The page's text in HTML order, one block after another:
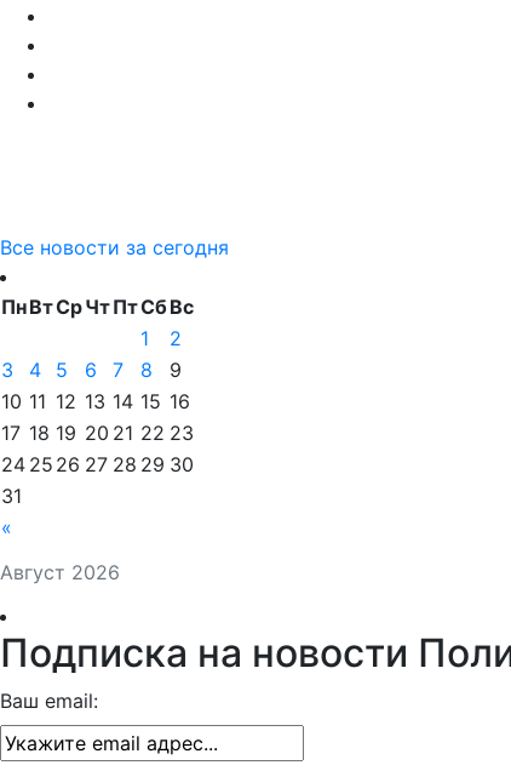
Все новости за сегодня
Август 2026
ПнВтСрЧтПтСбВс
«
1
2
3
4 5 6 7 8
9
10 11 12 13 14 15 16
17 18 19 20 21 22 23
24 25 26 27 28 29 30
31
Подписка на новости
Ваш email: